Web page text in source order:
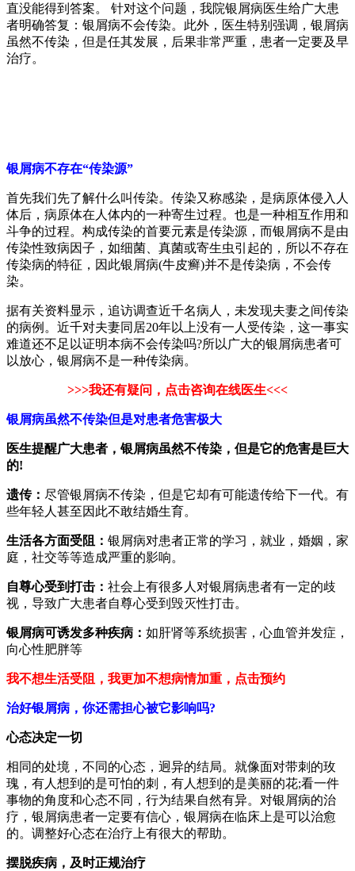
直没能得到答案。 针对这个问题，我院银屑病医生给广大患
者明确答复：银屑病不会传染。此外，医生特别强调，银屑病
虽然不传染，但是任其发展，后果非常严重，患者一定要及早
治疗。
银屑病不存在“传染源”
首先我们先了解什么叫传染。传染又称感染，是病原体侵入人
体后，病原体在人体内的一种寄生过程。也是一种相互作用和
斗争的过程。构成传染的首要元素是传染源，而银屑病不是由
传染性致病因子，如细菌、真菌或寄生虫引起的，所以不存在
传染病的特征，因此银屑病(牛皮癣)并不是传染病，不会传
染。
据有关资料显示，追访调查近千名病人，未发现夫妻之间传染
的病例。近千对夫妻同居20年以上没有一人受传染，这一事实
难道还不足以证明本病不会传染吗?所以广大的银屑病患者可
以放心，银屑病不是一种传染病。
>>>我还有疑问，点击咨询在线医生<<<
银屑病虽然不传染但是对患者危害极大
医生提醒广大患者，银屑病虽然不传染，但是它的危害是巨大
的!
遗传： 尽管银屑病不传染，但是它却有可能遗传给下一代。有
些年轻人甚至因此不敢结婚生育。
生活各方面受阻： 银屑病对患者正常的学习，就业，婚姻，家
庭，社交等等造成严重的影响。
自尊心受到打击： 社会上有很多人对银屑病患者有一定的歧
视，导致广大患者自尊心受到毁灭性打击。
银屑病可诱发多种疾病： 如肝肾等系统损害，心血管并发症，
向心性肥胖等
我不想生活受阻，我更加不想病情加重，点击预约
治好银屑病，你还需担心被它影响吗?
心态决定一切
相同的处境，不同的心态，迥异的结局。就像面对带刺的玫
瑰，有人想到的是可怕的刺，有人想到的是美丽的花;看一件
事物的角度和心态不同，行为结果自然有异。对银屑病的治
疗，银屑病患者一定要有信心，银屑病在临床上是可以治愈
的。调整好心态在治疗上有很大的帮助。
摆脱疾病，及时正规治疗